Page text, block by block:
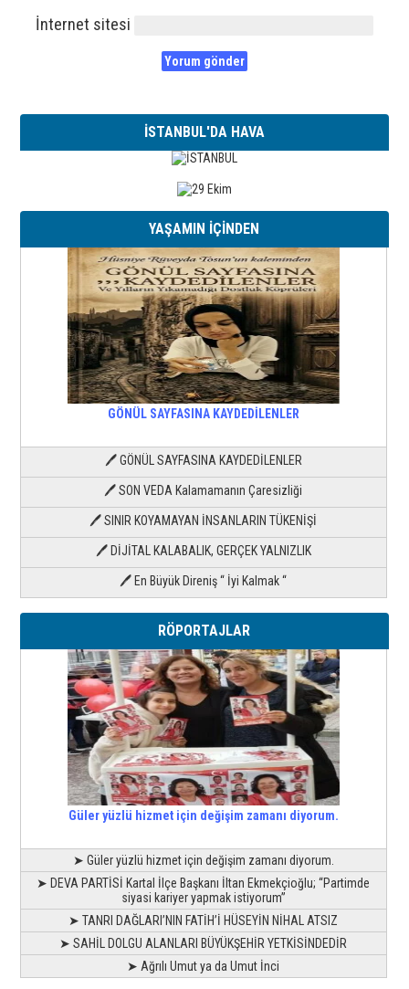
İnternet sitesi
İSTANBUL'DA HAVA
YAŞAMIN İÇİNDEN
GÖNÜL SAYFASINA KAYDEDİLENLER
🖊 GÖNÜL SAYFASINA KAYDEDİLENLER
🖊 SON VEDA Kalamamanın Çaresizliği
🖊 SINIR KOYAMAYAN İNSANLARIN TÜKENİŞİ
🖊 DİJİTAL KALABALIK, GERÇEK YALNIZLIK
🖊 En Büyük Direniş “ İyi Kalmak “
RÖPORTAJLAR
Güler yüzlü hizmet için değişim zamanı diyorum.
➤ Güler yüzlü hizmet için değişim zamanı diyorum.
➤ DEVA PARTİSİ Kartal İlçe Başkanı İltan Ekmekçioğlu; “Partimde
siyasi kariyer yapmak istiyorum”
➤ TANRI DAĞLARI’NIN FATİH’İ HÜSEYİN NİHAL ATSIZ
➤ SAHİL DOLGU ALANLARI BÜYÜKŞEHİR YETKİSİNDEDİR
➤ Ağrılı Umut ya da Umut İnci